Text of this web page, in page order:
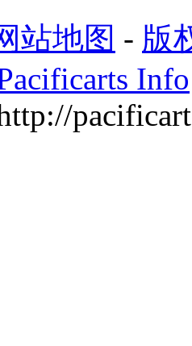
站地图 - 版
Info